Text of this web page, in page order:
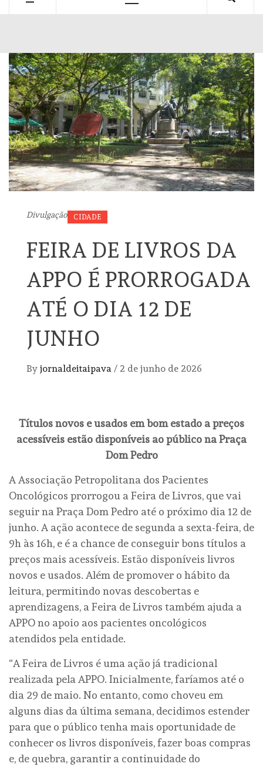
Divulgação CIDADE
FEIRA DE LIVROS DA
APPO É PRORROGADA
ATÉ O DIA 12 DE
JUNHO
By jornaldeitaipava / 2 de junho de 2026
Títulos novos e usados em bom estado a preços
acessíveis estão disponíveis ao público na Praça
Dom Pedro
A Associação Petropolitana dos Pacientes
Oncológicos prorrogou a Feira de Livros, que vai
seguir na Praça Dom Pedro até o próximo dia 12 de
junho. A ação acontece de segunda a sexta-feira, de
9h às 16h, e é a chance de conseguir bons títulos a
preços mais acessíveis. Estão disponíveis livros
novos e usados. Além de promover o hábito da
leitura, permitindo novas descobertas e
aprendizagens, a Feira de Livros também ajuda a
APPO no apoio aos pacientes oncológicos
atendidos pela entidade.
“A Feira de Livros é uma ação já tradicional
realizada pela APPO. Inicialmente, faríamos até o
dia 29 de maio. No entanto, como choveu em
alguns dias da última semana, decidimos estender
para que o público tenha mais oportunidade de
conhecer os livros disponíveis, fazer boas compras
e, de quebra, garantir a continuidade do